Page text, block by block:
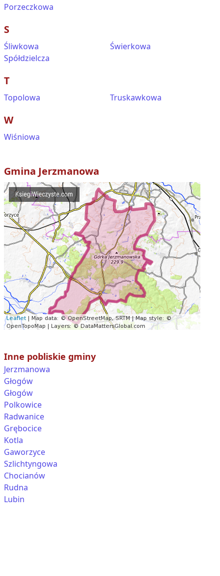
Porzeczkowa
S
Śliwkowa
Spółdzielcza
Świerkowa
T
Topolowa Truskawkowa
W
Wiśniowa
Gmina Jerzmanowa
Inne pobliskie gminy
Jerzmanowa
Głogów
Głogów
Polkowice
Radwanice
Grębocice
Kotla
Gaworzyce
Szlichtyngowa
Chocianów
Rudna
Lubin